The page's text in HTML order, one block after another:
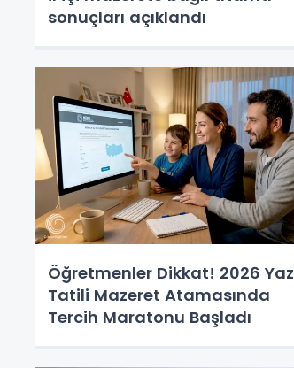
sonuçları açıklandı
Öğretmenler Dikkat! 2026 Yaz
Tatili Mazeret Atamasında
Tercih Maratonu Başladı